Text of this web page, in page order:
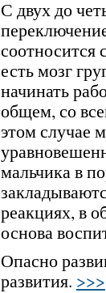
С двух до
соотносится
есть мозг
начинать
общем, со
этом случае
мальчика в
реакциях, в
основа
Опасно
развития. >>>